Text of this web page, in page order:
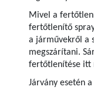
Mivel a
fertőtlenítő
a járművekről a
megszárítani.
fertőtlenítése itt
Járvány esetén